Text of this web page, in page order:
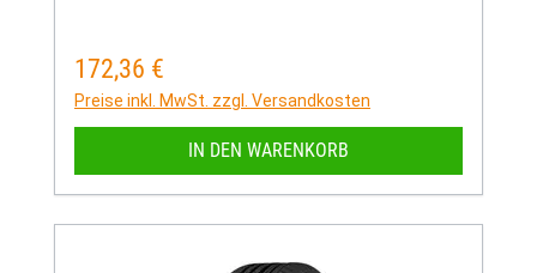
Regulärer Preis:
172,36 €
Preise inkl. MwSt. zzgl. Versandkosten
IN DEN WARENKORB